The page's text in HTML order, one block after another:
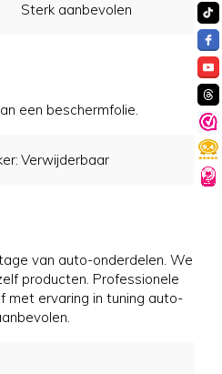
Sterk aanbevolen
een beschermfolie.
Verwijderbaar
van auto-onderdelen. We
producten. Professionele
met ervaring in tuning auto-